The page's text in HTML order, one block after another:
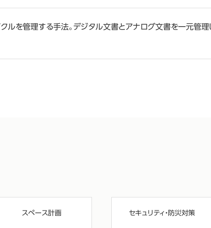
ルを管理する手法。デジタル文書とアナログ文書を一元管理
スペース計画 セキュリティ・防災対策